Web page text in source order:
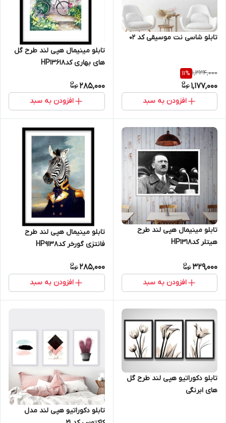
تابلو شاسی نت موسیقی کد 02
1,334,000
11%
1,177,000
افزودن به سبد
تابلو مینیمال هپی لند طرح گل
های بهاری کدHP13618
285,000
افزودن به سبد
تابلو مینیمال هپی لند طرح
هیتلر کدHP1318
329,000
افزودن به سبد
تابلو مینیمال هپی لند طرح
فانتزی گورخر کدHP9138
285,000
افزودن به سبد
تابلو دکوراتیو هپی لند طرح گل
های ابرنگی
تابلو دکوراتیو هپی لند مدل